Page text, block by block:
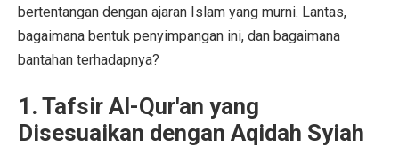
bertentangan dengan ajaran Islam yang murni. Lantas,
bagaimana bentuk penyimpangan ini, dan bagaimana
bantahan terhadapnya?
1. Tafsir Al-Qur'an yang
Disesuaikan dengan Aqidah Syiah